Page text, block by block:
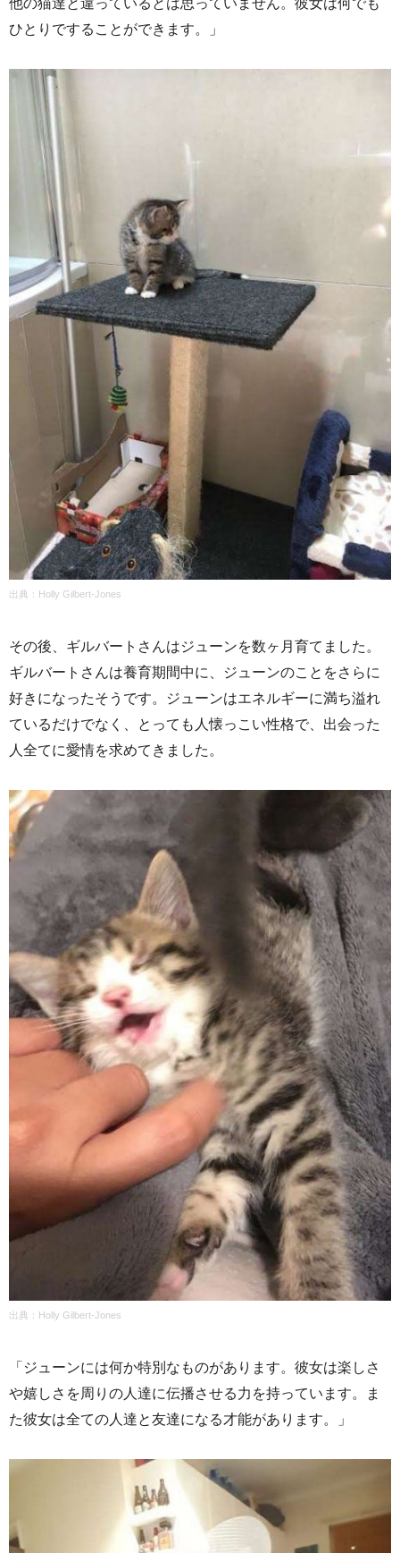
他の猫達と違っているとは思っていません。彼女は何でも
ひとりですることができます。」
出典：Holly Gilbert-Jones
その後、ギルバートさんはジューンを数ヶ月育てました。
ギルバートさんは養育期間中に、ジューンのことをさらに
好きになったそうです。ジューンはエネルギーに満ち溢れ
ているだけでなく、とっても人懐っこい性格で、出会った
人全てに愛情を求めてきました。
出典：Holly Gilbert-Jones
「ジューンには何か特別なものがあります。彼女は楽しさ
や嬉しさを周りの人達に伝播させる力を持っています。ま
た彼女は全ての人達と友達になる才能があります。」